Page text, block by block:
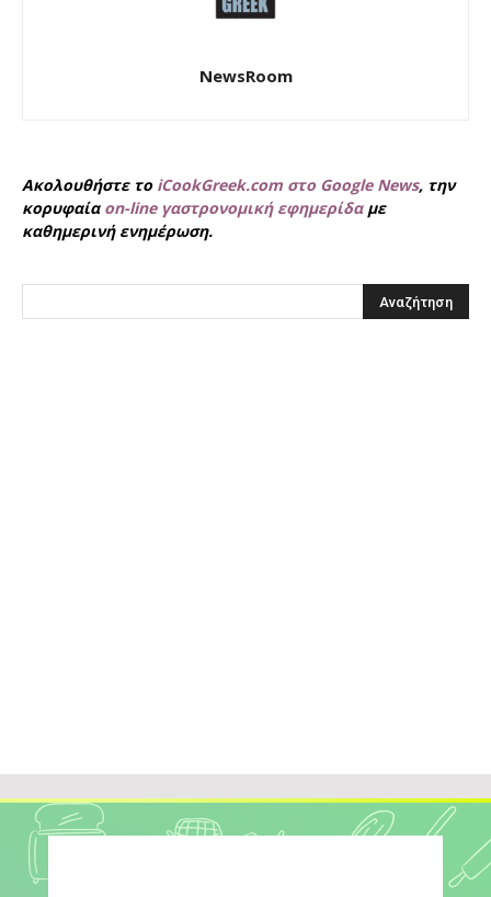
NewsRoom
Ακολουθήστε το iCookGreek.com στο Google News, την
κορυφαία on-line γαστρονομική εφημερίδαμε
καθημερινή ενημέρωση.